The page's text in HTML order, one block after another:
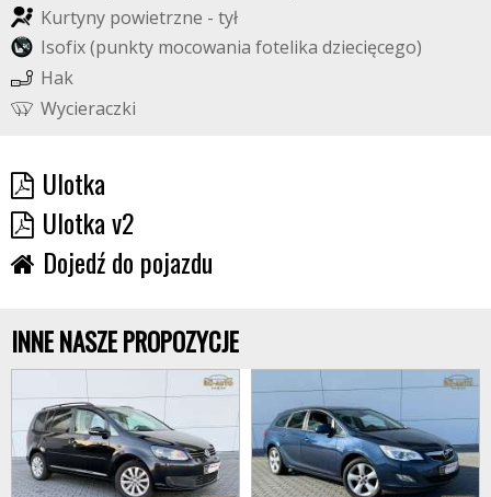
Kurtyny powietrzne - tył
Isofix(punkty mocowania fotelika dziecięcego)
Hak
Wycieraczki
Ulotka
Ulotka v2
Dojedź do pojazdu
INNE NASZE PROPOZYCJE